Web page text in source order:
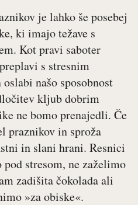
je lahko še posebej
ki imajo težave s
Kot pravi saboter
s stresnim
našo sposobnost
kljub dobrim
ne bomo prenajedli. Če
praznikov in sproža
in slani hrani. Resnici
stresom, ne zaželimo
zadišita čokolada ali
»za obiske«.